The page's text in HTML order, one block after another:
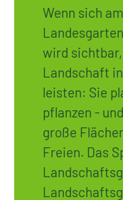
Wenn sich
wird
Landschaft
leisten: Sie
pflanzen -
große
Freien. Das